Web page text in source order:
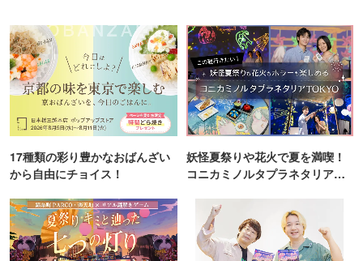
17種類の彩り豊かなおばんざい
から自由にチョイス！
妖怪夏祭りや花火で夏を満喫！
コニカミノルタプラネタリア